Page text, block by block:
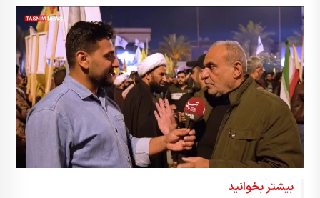
بیشتر بخوانید